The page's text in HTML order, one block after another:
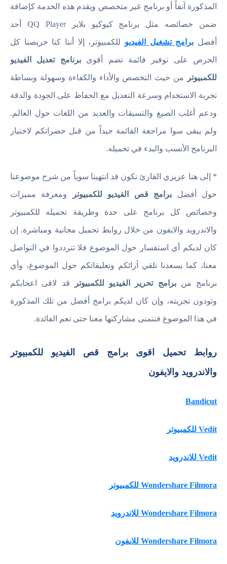
المذكورة آنفاً أو برنامج غير متخصص ويقدم هذه الخدمة كإضافة
ضمن خصائصه مثل برنامج كيوكيو بلاير QQ Player أحد
أفضل برامج تشغيل الفيديو للكمبيوتر، إلا أننا كنا حريصنا كل
الحرص على توفير قائمة تضم أقوىبرنامج تعديل الفيديو
للكمبيوتر من حيث التخصص والأداء والكفاءة وسهولة وبساطة
تجربة الاستخدام وسرعة التعديل مع الحفاظ على الجودة والدقة
ودعم أغلب الصيغ والتسيقات والعديد من اللغات حول العالم.
ولم يبقى سوا مراجعة القائمة جيداً من قبل حضراتكم لاختيار
البرنامج الأنسب والبدء في تحميله.
* إلى هنا عزيزي القارئ نكون قد انتهينا سوياً من شرح موضوعنا
حول أفضل برامج قص الفيديو للكمبيوتر ومعرفة مميزات
وخصائص كل برنامج على حدة وطريقة تحميله للكمبيوتر
والاندرويد والايفون من خلال روابط تحميل مجانية ومباشرة. إن
كان لديكم أي استفسار حول الموضوع فلا تترددوا في التواصل
معنا، كما يسعدنا تلقي آرائكم وتعليقاتكم حول الموضوع، وأي
برنامج منبرامج تحرير الفيديو للكمبيوتر قد لاقى اعجابكم
وتودون تجربته، وإن كان لديكم برامج أفضل من تلك المذكورة
في هذا الموضوع فنتمنى مشاركتها معنا حتى تعم الفائدة.
روابط تحميل اقوى برامج قص الفيديو للكمبيوتر
والاندرويد والايفون
Bandicut
Vedit للكمبيوتر
Vedit للاندرويد
Wondershare Filmora للكمبيوتر
Wondershare Filmora للاندرويد
Wondershare Filmora للايفون